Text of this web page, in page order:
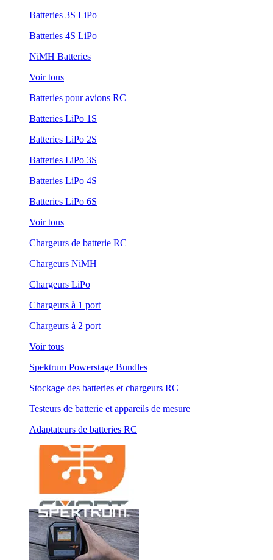
Batteries 3S LiPo
Batteries 4S LiPo
NiMH Batteries
Voir tous
Batteries pour avions RC
Batteries LiPo 1S
Batteries LiPo 2S
Batteries LiPo 3S
Batteries LiPo 4S
Batteries LiPo 6S
Voir tous
Chargeurs de batterie RC
Chargeurs NiMH
Chargeurs LiPo
Chargeurs à 1 port
Chargeurs à 2 port
Voir tous
Spektrum Powerstage Bundles
Stockage des batteries et chargeurs RC
Testeurs de batterie et appareils de mesure
Adaptateurs de batteries RC